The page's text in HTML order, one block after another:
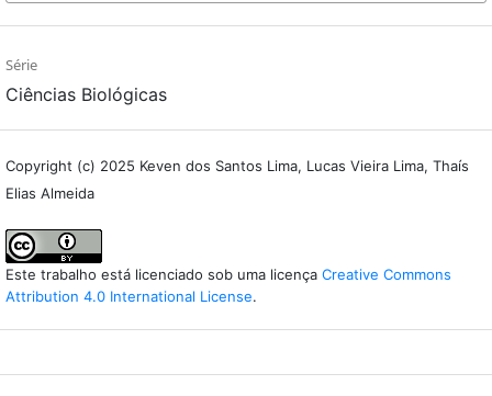
Série
Ciências Biológicas
Copyright (c) 2025 Keven dos Santos Lima, Lucas Vieira Lima, Thaís
Elias Almeida
Este trabalho está licenciado sob uma licença Creative Commons
Attribution 4.0 International License.